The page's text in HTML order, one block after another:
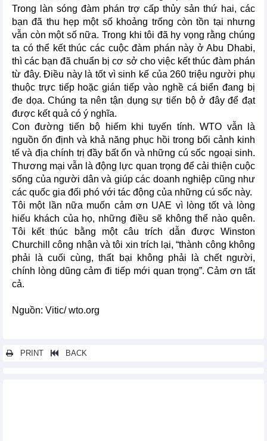
Trong làn sóng đàm phán trợ cấp thủy sản thứ hai, các
bạn đã thu hẹp một số khoảng trống còn tồn tại nhưng
vẫn còn một số nữa. Trong khi tôi đã hy vọng rằng chúng
ta có thể kết thúc các cuộc đàm phán này ở Abu Dhabi,
thì các bạn đã chuẩn bị cơ sở cho việc kết thúc đàm phán
từ đây. Điều này là tốt vì sinh kế của 260 triệu người phụ
thuộc trực tiếp hoặc gián tiếp vào nghề cá biển đang bị
đe dọa. Chúng ta nên tận dụng sự tiến bộ ở đây để đạt
được kết quả có ý nghĩa.
Con đường tiến bộ hiếm khi tuyến tính. WTO vẫn là
nguồn ổn định và khả năng phục hồi trong bối cảnh kinh
tế và địa chính trị đầy bất ổn và những cú sốc ngoại sinh.
Thương mại vẫn là động lực quan trọng để cải thiện cuộc
sống của người dân và giúp các doanh nghiệp cũng như
các quốc gia đối phó với tác động của những cú sốc này.
Tôi một lần nữa muốn cảm ơn UAE vì lòng tốt và lòng
hiếu khách của họ, những điều sẽ không thể nào quên.
Tôi kết thúc bằng một câu trích dẫn được Winston
Churchill công nhận và tôi xin trích lại, “thành công không
phải là cuối cùng, thất bại không phải là chết người,
chính lòng dũng cảm đi tiếp mới quan trọng”. Cảm ơn tất
cả.
Nguồn: Vitic/ wto.org
PRINT BACK